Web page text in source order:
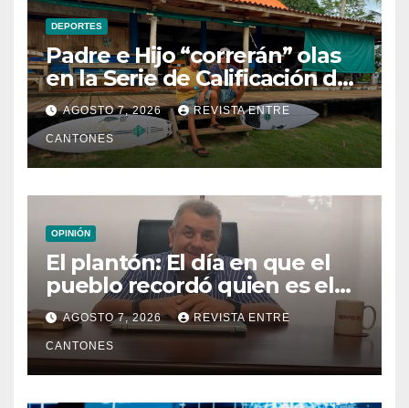
DEPORTES
Padre e Hijo “correrán” olas
en la Serie de Calificación de
la Liga Mundial de Surf
AGOSTO 7, 2026 REVISTA ENTRE
CANTONES
OPINIÓN
El plantón: El día en que el
pueblo recordó quien es el
dueño de la República
AGOSTO 7, 2026 REVISTA ENTRE
CANTONES